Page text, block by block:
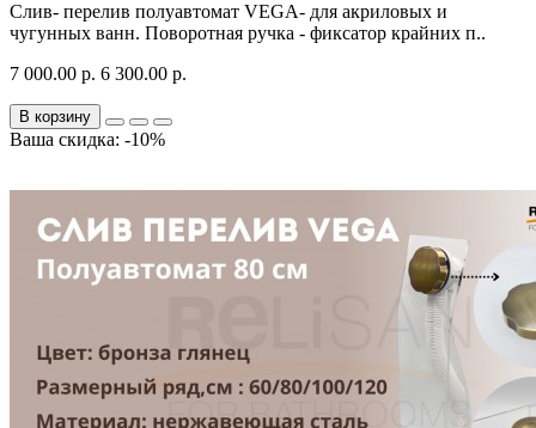
Слив- перелив полуавтомат VEGA- для акриловых и
чугунных ванн. Поворотная ручка - фиксатор крайних п..
7 000.00 р. 6 300.00 р.
В корзину
Ваша скидка: -10%